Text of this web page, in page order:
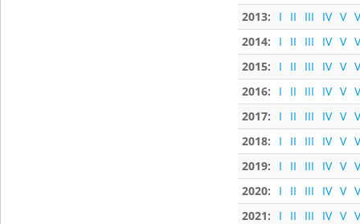
2013:
I II III IV V
2014:
I II III IV V
2015:
I II III IV V
2016:
I II III IV V
2017:
I II III IV V
2018:
I II III IV V
2019:
I II III IV V
2020:
I II III IV V
2021:
I II III IV V